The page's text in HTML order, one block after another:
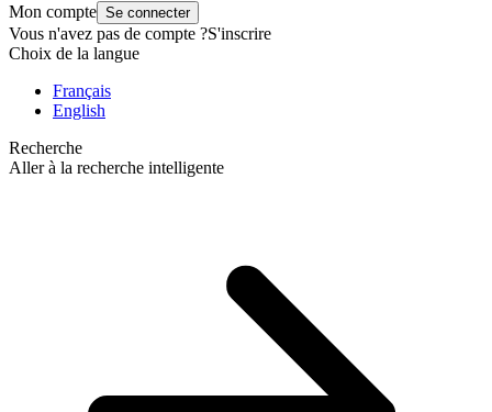
Mon compte Se connecter
Vous n'avez pas de compte ?S'inscrire
Choix de la langue
Français
English
Recherche
Aller à la recherche intelligente